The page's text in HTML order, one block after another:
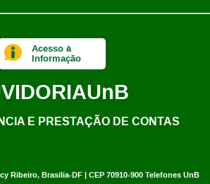
Ribeiro, Brasília-DF | CEP 70910-900 Telefones UnB
Acesso à
Informação
UnB
E PRESTAÇÃO DE CONTAS